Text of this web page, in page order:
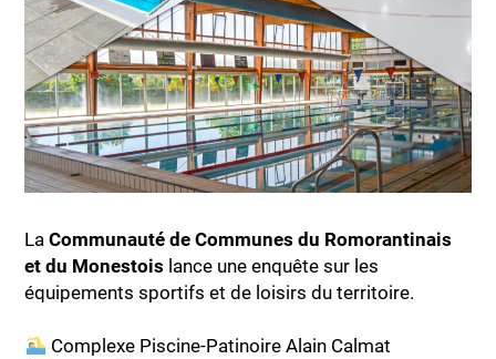
LaCommunauté de Communes du Romorantinais
et du Monestois lance une enquête sur les
équipements sportifs et de loisirs du territoire.
Complexe Piscine-Patinoire Alain Calmat